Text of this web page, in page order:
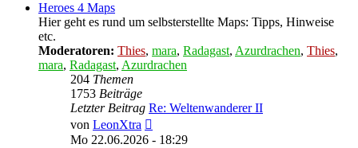
Heroes 4 Maps
Hier geht es rund um selbsterstellte Maps: Tipps, Hinweise
etc.
Moderatoren: Thies, mara, Radagast, Azurdrachen, Thies,
mara, Radagast, Azurdrachen
204 Themen
1753 Beiträge
Letzter Beitrag Re: Weltenwanderer II
von LeonXtra
Beitrag
Mo 22.06.2026 - 18:29